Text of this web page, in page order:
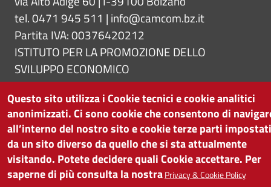
tel. 0471 945 511 | info@camcom.bz.it
Partita IVA: 00376420212
ISTITUTO PER LA PROMOZIONE DELLO
SVILUPPO ECONOMICO
Partita IVA: 01716880214
Questo sito utilizza i Cookie tecnici e cookie analitici
anonimizzati. Ci sono cookie che consentono di
all’interno del nostro sito e cookie terze parti
da un sito diverso da quello che si sta attualmente
visitando. Potete decidere quali Cookie accettare. Per
saperne di più consulta la nostraPrivacy & Cookie Policy